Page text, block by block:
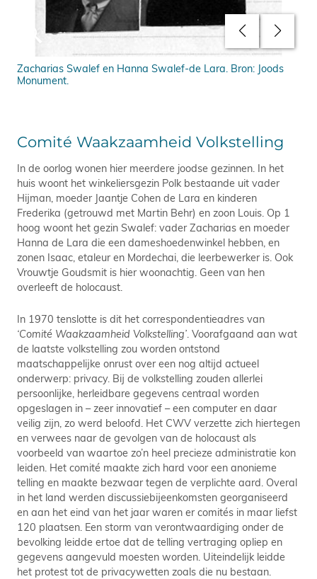
Zacharias Swalef en Hanna Swalef-de Lara. Bron: Joods
Monument.
Comité Waakzaamheid Volkstelling
In de oorlog wonen hier meerdere joodse gezinnen. In het
huis woont het winkeliersgezin Polk bestaande uit vader
Hijman, moeder Jaantje Cohen de Lara en kinderen
Frederika (getrouwd met Martin Behr) en zoon Louis. Op 1
hoog woont het gezin Swalef: vader Zacharias en moeder
Hanna de Lara die een dameshoedenwinkel hebben, en
zonen Isaac, etaleur en Mordechai, die leerbewerker is. Ook
Vrouwtje Goudsmit is hier woonachtig. Geen van hen
overleeft de holocaust.
In 1970 tenslotte is dit het correspondentieadres van
‘Comité Waakzaamheid Volkstelling’ . Voorafgaand aan wat
de laatste volkstelling zou worden ontstond
maatschappelijke onrust over een nog altijd actueel
onderwerp: privacy. Bij de volkstelling zouden allerlei
persoonlijke, herleidbare gegevens centraal worden
opgeslagen in – zeer innovatief – een computer en daar
veilig zijn, zo werd beloofd. Het CWV verzette zich hiertegen
en verwees naar de gevolgen van de holocaust als
voorbeeld van waartoe zo’n heel precieze administratie kon
leiden. Het comité maakte zich hard voor een anonieme
telling en maakte bezwaar tegen de verplichte aard. Overal
in het land werden discussiebijeenkomsten georganiseerd
en aan het eind van het jaar waren er comités in maar liefst
120 plaatsen. Een storm van verontwaardiging onder de
bevolking leidde ertoe dat de telling vertraging opliep en
gegevens aangevuld moesten worden. Uiteindelijk leidde
het protest tot de privacywetten zoals die nu bestaan.